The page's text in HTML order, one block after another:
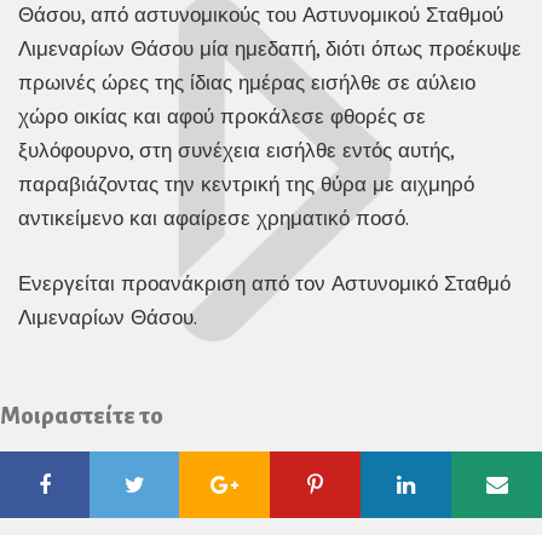
Θάσου, από αστυνομικούς του Αστυνομικού Σταθμού
Λιμεναρίων Θάσου μία ημεδαπή, διότι όπως προέκυψε
πρωινές ώρες της ίδιας ημέρας εισήλθε σε αύλειο
χώρο οικίας και αφού προκάλεσε φθορές σε
ξυλόφουρνο, στη συνέχεια εισήλθε εντός αυτής,
παραβιάζοντας την κεντρική της θύρα με αιχμηρό
αντικείμενο και αφαίρεσε χρηματικό ποσό.
Ενεργείται προανάκριση από τον Αστυνομικό Σταθμό
Λιμεναρίων Θάσου.
Μοιραστείτε το
FacebookTwitter Google Pinterest Linkedin